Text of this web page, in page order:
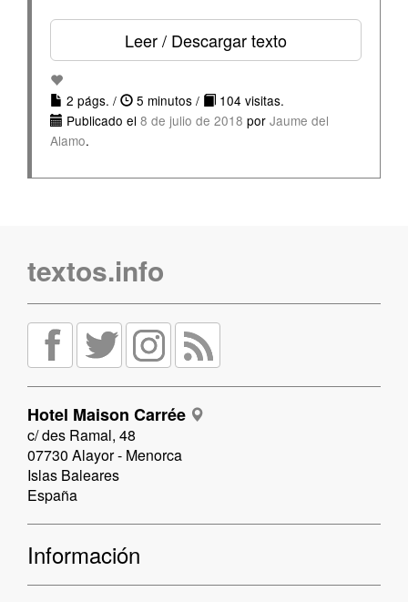
Leer / Descargar texto
2 págs. / 5 minutos /
104 visitas.
Publicado el 8 de julio de 2018 por Jaume del
Alamo.
textos.info
Hotel Maison Carrée
c/ des Ramal, 48
07730 Alayor - Menorca
Islas Baleares
España
Información